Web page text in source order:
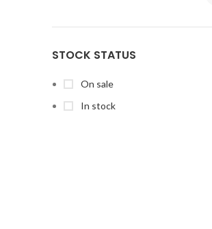
STOCK STATUS
On sale
In stock